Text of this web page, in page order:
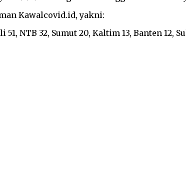
Kawalcovid.id, yakni:
NTB 32, Sumut 20, Kaltim 13, Banten 12,